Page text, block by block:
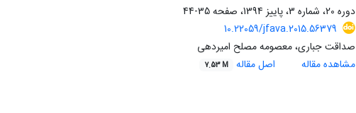
دوره 20، شماره 3، پاییز 1394، صفحه
35-44
10.22059/jfava.2015.56379
صداقت جباری، معصومه مصلح امیردهی
مشاهده مقاله
اصل مقاله 7.53 M